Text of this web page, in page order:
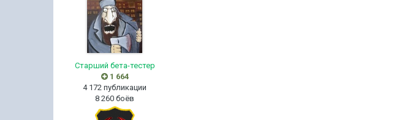
Старший бета-тестер
1 664
4 172 публикации
8 260 боёв